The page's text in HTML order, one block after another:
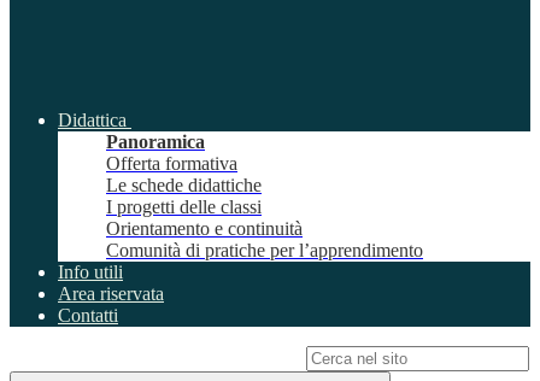
Didattica
Panoramica
Offerta formativa
Le schede didattiche
I progetti delle classi
Orientamento e continuità
Comunità di pratiche per l’apprendimento
Info utili
Area riservata
Contatti